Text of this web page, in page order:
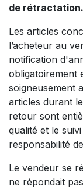
de rétractation.
Les articles
l’acheteur au
notification
obligatoirement
soigneusement
articles durant
retour sont
qualité et le
responsabilité
Le vendeur se
ne répondait